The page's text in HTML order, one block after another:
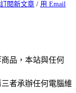
訂閱新文章 / 用 Email
品，本站與任何
者承辦任何電腦維